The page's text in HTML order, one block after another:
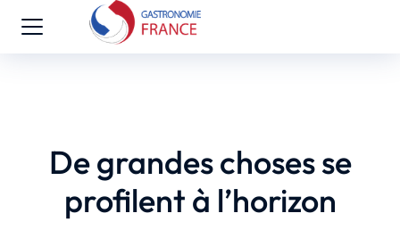
De grandes choses se
profilent à l’horizon